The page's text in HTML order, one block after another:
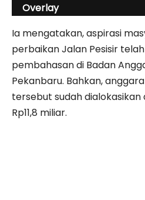
Overlay
Ia mengatakan, aspirasi
perbaikan Jalan Pesisir
pembahasan di Badan
Pekanbaru. Bahkan,
tersebut sudah dialokasikan
Rp11,8 miliar.